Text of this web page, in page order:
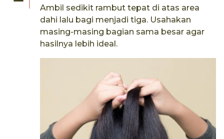
Ambil sedikit rambut tepat di atas area
dahi lalu bagi menjadi tiga. Usahakan
masing-masing bagian sama besar agar
hasilnya lebih ideal.